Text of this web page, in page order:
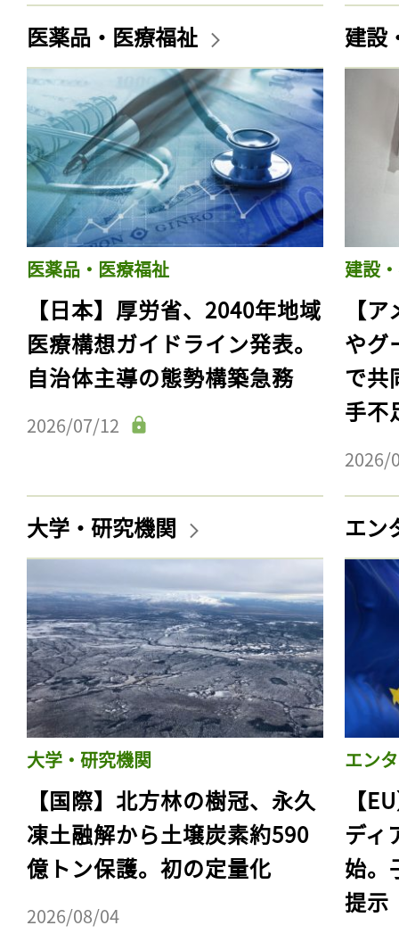
医薬品・医療福祉
医薬品・医療福祉
【日本】厚労省、2040年地域
医療構想ガイドライン発表。
自治体主導の態勢構築急務
2026/07/12
建設
建設
【
やグ
で共
手不
2026/
大学・研究機関
大学・研究機関
【国際】北方林の樹冠、永久
凍土融解から土壌炭素約590
億トン保護。初の定量化
2026/08/04
エン
エン
【
ディ
始。
提示
記事をお気に入りに
ログインが必
ログイン
会員登録